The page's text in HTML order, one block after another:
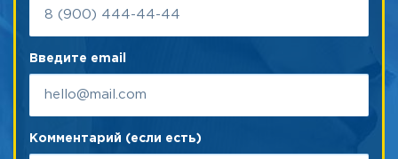
Введите email
Комментарий (если есть)